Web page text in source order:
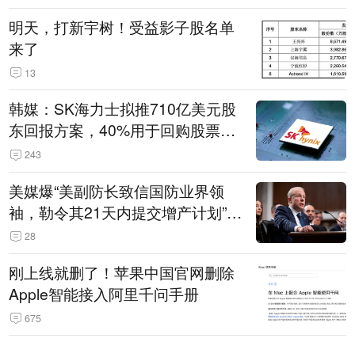
明天，打新宇树！受益影子股名单
来了
13
韩媒：SK海力士拟推710亿美元股
东回报方案，40%用于回购股票，
相当于美股发行规模
243
美媒爆“美副防长致信国防业界领
袖，勒令其21天内提交增产计划”，
五角大楼回应
28
刚上线就删了！苹果中国官网删除
Apple智能接入阿里千问手册
675